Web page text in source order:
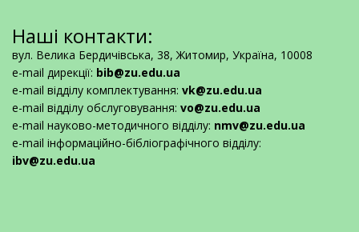
Наші контакти:
вул. Велика Бердичівська, 38, Житомир, Україна, 10008
e-mail дирекції: bib@zu.edu.ua
e-mail відділу комплектування: vk@zu.edu.ua
e-mail відділу обслуговування: vo@zu.edu.ua
e-mail науково-методичного відділу: nmv@zu.edu.ua
e-mail інформаційно-бібліографічного відділу:
ibv@zu.edu.ua